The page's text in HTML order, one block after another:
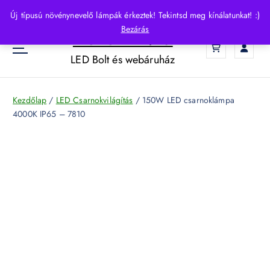
Új típusú növénynevelő lámpák érkeztek! Tekintsd meg kínálatunkat! :)
Bezárás
p
o
HelloLED.hu
LED Bolt és webáruház
Kezdőlap / LED Csarnokvilágítás / 150W LED csarnoklámpa
4000K IP65 – 7810